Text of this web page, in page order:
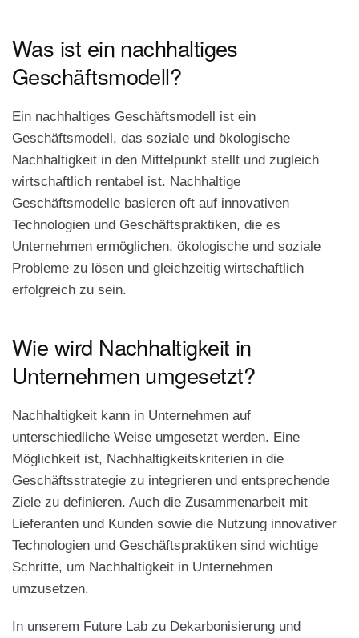
Was ist ein nachhaltiges
Geschäftsmodell?
Ein nachhaltiges Geschäftsmodell ist ein
Geschäftsmodell, das soziale und ökologische
Nachhaltigkeit in den Mittelpunkt stellt und zugleich
wirtschaftlich rentabel ist. Nachhaltige
Geschäftsmodelle basieren oft auf innovativen
Technologien und Geschäftspraktiken, die es
Unternehmen ermöglichen, ökologische und soziale
Probleme zu lösen und gleichzeitig wirtschaftlich
erfolgreich zu sein.
Wie wird Nachhaltigkeit in
Unternehmen umgesetzt?
Nachhaltigkeit kann in Unternehmen auf
unterschiedliche Weise umgesetzt werden. Eine
Möglichkeit ist, Nachhaltigkeitskriterien in die
Geschäftsstrategie zu integrieren und entsprechende
Ziele zu definieren. Auch die Zusammenarbeit mit
Lieferanten und Kunden sowie die Nutzung innovativer
Technologien und Geschäftspraktiken sind wichtige
Schritte, um Nachhaltigkeit in Unternehmen
umzusetzen.
In unserem Future Lab zu Dekarbonisierung und